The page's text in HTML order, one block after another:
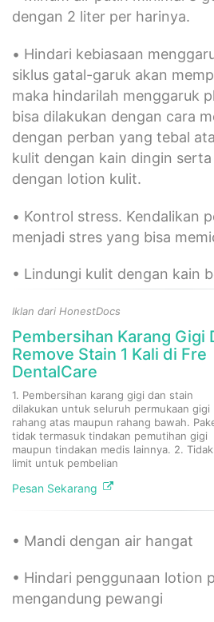
dengan 2 liter per harinya.
• Hindari kebiasaan
siklus gatal-garuk akan
maka hindarilah menggaruk
bisa dilakukan dengan cara
dengan perban yang tebal
kulit dengan kain dingin
dengan lotion kulit.
• Kontrol stress. Kendalikan
menjadi stres yang bisa
• Lindungi kulit dengan kain
Iklan dari HonestDocs
Pembersihan Karang Gigi
Remove Stain 1 Kali di Fre
DentalCare
1. Pembersihan karang gigi dan stain
dilakukan untuk seluruh permukaan gigi
rahang atas maupun rahang bawah.
tidak termasuk tindakan pemutihan gigi
maupun tindakan medis lainnya. 2.
limit untuk pembelian
Pesan Sekarang
• Mandi dengan air hangat
• Hindari penggunaan lotion
mengandung pewangi